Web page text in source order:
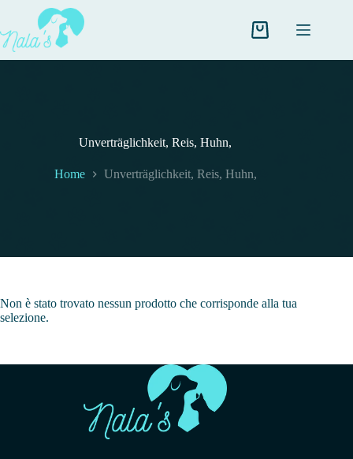
contenuto
Carrello
Unverträglichkeit, Reis, Huhn,
Home Unverträglichkeit, Reis, Huhn,
Non è stato trovato nessun prodotto che corrisponde alla tua
selezione.